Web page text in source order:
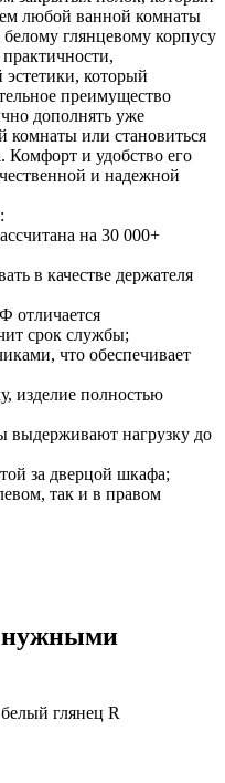
любой ванной комнаты
глянцевому корпусу
который
преимущество
дополнять уже
или становиться
Комфорт и удобство его
и надежной
на 30 000+
в качестве держателя
отличается
срок службы;
что обеспечивает
изделие полностью
выдерживают нагрузку до
за дверцой шкафа;
так и в правом
нужными
глянец R